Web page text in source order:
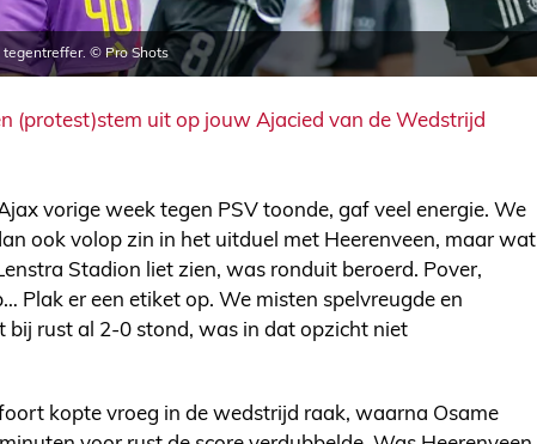
tegentreffer. © Pro Shots
(protest)stem uit op jouw Ajacied van de Wedstrijd
vorige week tegen PSV toonde, gaf veel energie. We
ook volop zin in het uitduel met Heerenveen, maar wat
Stadion liet zien, was ronduit beroerd. Pover,
Plak er een etiket op. We misten spelvreugde en
bij rust al 2-0 stond, was in dat opzicht niet
kopte vroeg in de wedstrijd raak, waarna Osame